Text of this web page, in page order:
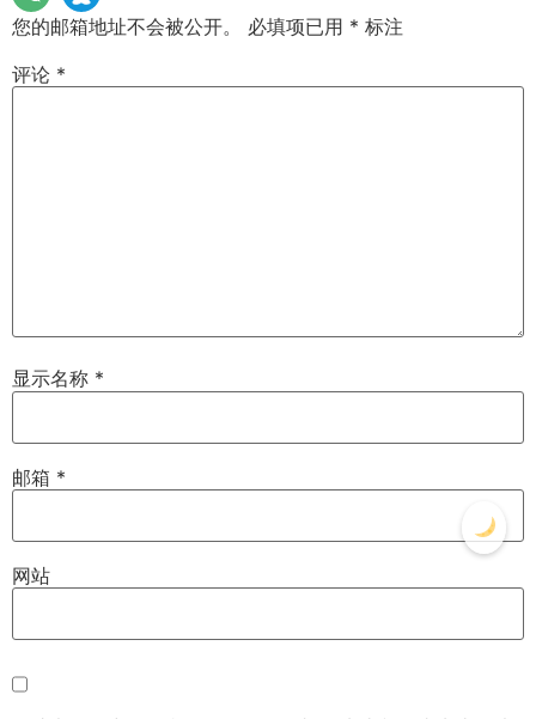
您的邮箱地址不会被公开。 必填项已用 * 标注
评论 *
显示名称 *
邮箱 *
网站